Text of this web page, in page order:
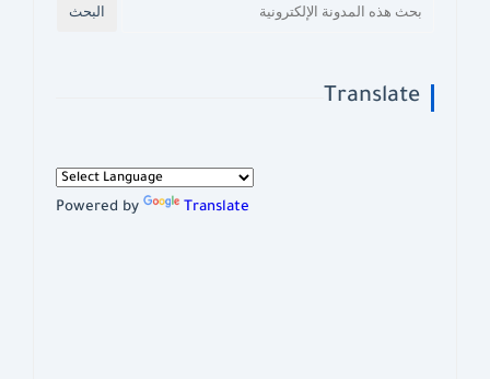
Translate
Powered by Translate